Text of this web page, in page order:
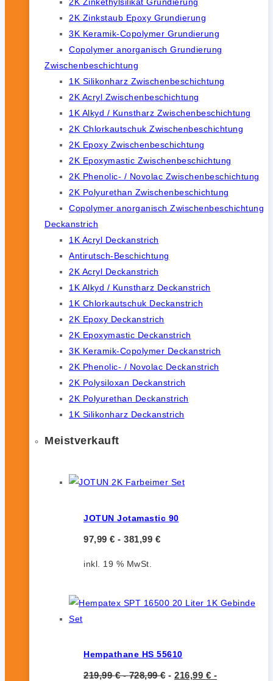
2K Zinkstaub Epoxy Grundierung
3K Keramik-Copolymer Grundierung
Copolymer anorganisch Grundierung
Zwischenbeschichtung
1K Silikonharz Zwischenbeschichtung
2K Acryl Zwischenbeschichtung
1K Alkyd / Kunstharz Zwischenbeschichtung
2K Chlorkautschuk Zwischenbeschichtung
2K Epoxy Zwischenbeschichtung
2K Epoxymastic Zwischenbeschichtung
2K Phenolic- / Novolac Zwischenbeschichtung
2K Polyurethan Zwischenbeschichtung
Copolymer anorganisch Zwischenbeschichtung
Deckanstrich
1K Acryl Deckanstrich
Antirutsch-Beschichtung
2K Acryl Deckanstrich
1K Alkyd / Kunstharz Deckanstrich
1K Chlorkautschuk Deckanstrich
2K Epoxy Deckanstrich
2K Epoxymastic Deckanstrich
3K Keramik-Copolymer Deckanstrich
2K Phenolic- / Novolac Deckanstrich
2K Polysiloxan Deckanstrich
2K Polyurethan Deckanstrich
1K Silikonharz Deckanstrich
Meistverkauft
JOTUN Jotamastic 90
97,99 € - 381,99 €
inkl. 19 % MwSt.
Hempathane HS 55610
219,99€-728,99€- 216,99 € -